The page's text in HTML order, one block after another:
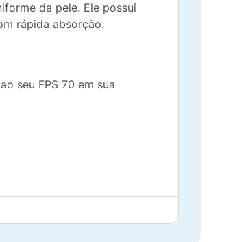
da pele. Ele possui
rápida absorção.
seu FPS 70 em sua